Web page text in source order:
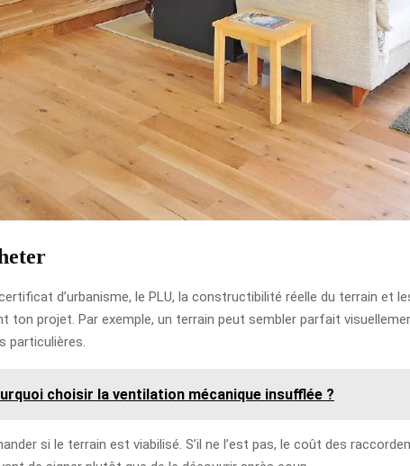
d’urbanisme, le PLU, la constructibilité réelle du terrain et
ton projet. Par exemple, un terrain peut sembler parfait
particulières.
choisir la ventilation mécanique insufflée ?
si le terrain est viabilisé. S’il ne l’est pas, le coût des